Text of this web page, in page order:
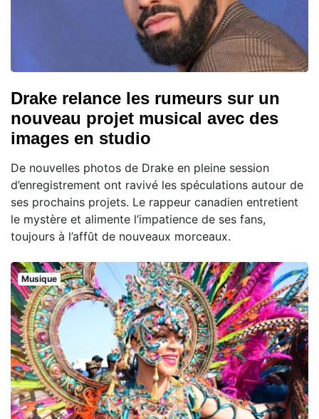
Drake relance les rumeurs sur un
nouveau projet musical avec des
images en studio
De nouvelles photos de Drake en pleine session
d’enregistrement ont ravivé les spéculations autour de
ses prochains projets. Le rappeur canadien entretient
le mystère et alimente l’impatience de ses fans,
toujours à l’affût de nouveaux morceaux.
Musique